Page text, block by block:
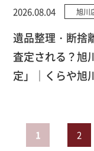
2026.08.04 旭川
遺品整理・断捨
査定される？旭
定」｜くらや旭
1 2